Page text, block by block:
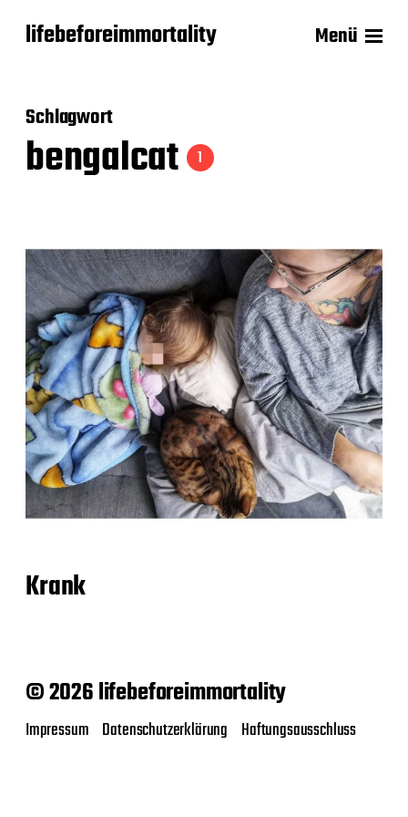
lifebeforeimmortality Menü
Schlagwort
bengalcat 1
Krank
© 2026 lifebeforeimmortality
Impressum Datenschutzerklärung Haftungsausschluss